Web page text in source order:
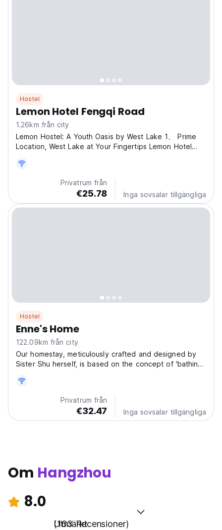
Hostel
Lemon Hotel Fengqi Road
1.26km från city
Lemon Hostel: A Youth Oasis by West Lake 1、 Prime
Location, West Lake at Your Fingertips Lemon Hotel
hidden gem right by West Lake, just a street away.
Imagine this: you open the window and the beautiful
Privatrum från
€25.78 Inga sovsalar tillgängliga
Hostel
Enne's Home
122.09km från city
Our homestay, meticulously crafted and designed by
Sister Shu herself, is based on the concept of 'bathing
you to choose a decor that resonates with you,
providing a charming homestay experience. Every...
Privatrum från
€32.47 Inga sovsalar tillgängliga
Om Hangzhou
8.0
Utmärkt
(163 Recensioner)